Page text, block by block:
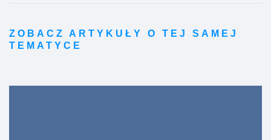
ZOBACZ ARTYKUŁY O TEJ SAMEJ
TEMATYCE